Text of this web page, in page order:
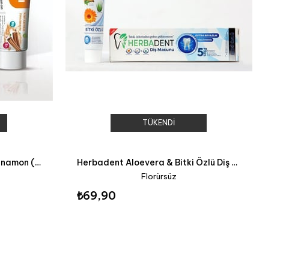
COREXYL Multi Mineral & Cinnamon (tarçın) , Çinko, Bakır, Magnezyum Özlü % 100 Doğal Diş Macunu
TÜKENDI
Herbadent Aloevera & Bitki Özlü Diş Macunu 90gr
Florürsüz
₺69,90